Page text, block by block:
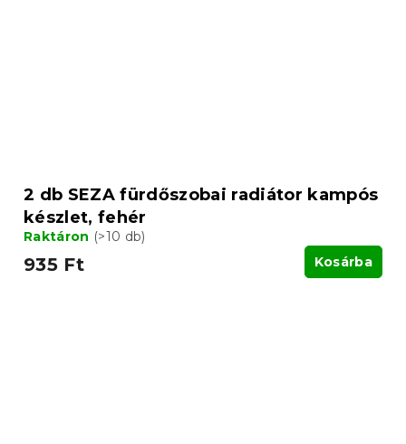
2 db SEZA fürdőszobai radiátor kampós
készlet, fehér
Raktáron (>10 db)
935 Ft Kosárba